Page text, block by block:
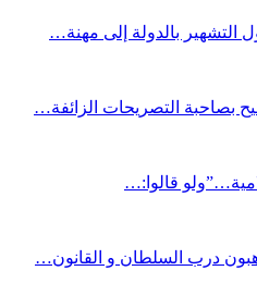
بالدولة إلى مهنة…
بصاحبة التصريحات الزائفة…
قالوا:…
درب السلطان و القانون…